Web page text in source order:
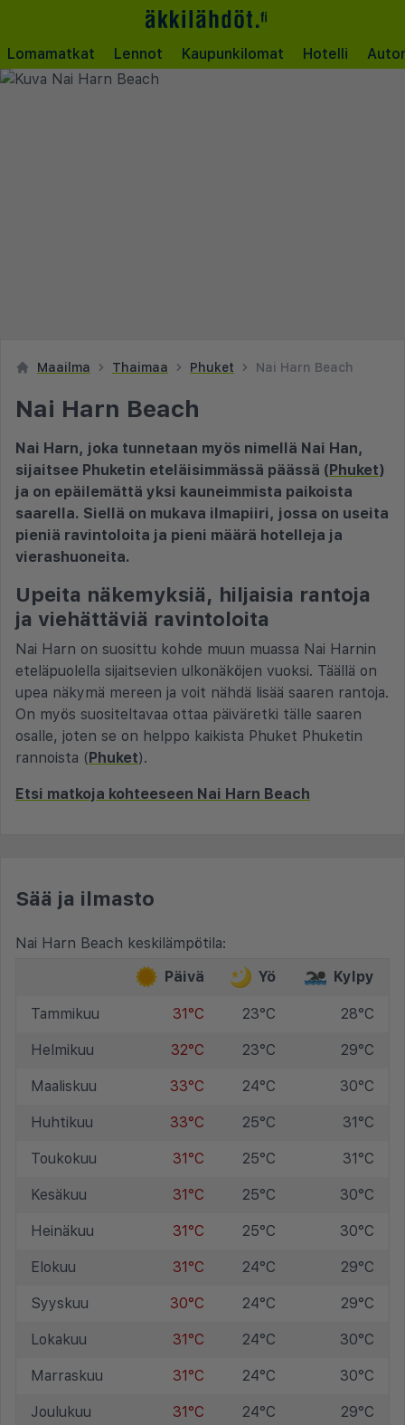
Lomamatkat Lennot Kaupunkilomat Hotelli
Maailma Thaimaa Phuket Nai Harn Beach
Nai Harn Beach
Nai Harn, joka tunnetaan myös nimellä Nai Han,
sijaitsee Phuketin eteläisimmässä päässä (Phuket)
ja on epäilemättä yksi kauneimmista paikoista
saarella. Siellä on mukava ilmapiiri, jossa on useita
pieniä ravintoloita ja pieni määrä hotelleja ja
vierashuoneita.
Upeita näkemyksiä, hiljaisia rantoja
ja viehättäviä ravintoloita
Nai Harn on suosittu kohde muun muassa Nai Harnin
eteläpuolella sijaitsevien ulkonäköjen vuoksi. Täällä on
upea näkymä mereen ja voit nähdä lisää saaren rantoja.
On myös suositeltavaa ottaa päiväretki tälle saaren
osalle, joten se on helppo kaikista Phuket Phuketin
rannoista (Phuket).
Etsi matkoja kohteeseen Nai Harn Beach
Sää ja ilmasto
Nai Harn Beach keskilämpötila:
Päivä
Yö Kylpy
Tammikuu 31°C 23°C 28°C
Helmikuu 32°C 23°C 29°C
Maaliskuu 33°C 24°C 30°C
Huhtikuu 33°C 25°C 31°C
Toukokuu 31°C 25°C 31°C
Kesäkuu 31°C 25°C 30°C
Heinäkuu 31°C 25°C 30°C
Elokuu 31°C 24°C 29°C
Syyskuu 30°C 24°C 29°C
Lokakuu 31°C 24°C 30°C
Marraskuu 31°C 24°C 30°C
Joulukuu 31°C 24°C 29°C